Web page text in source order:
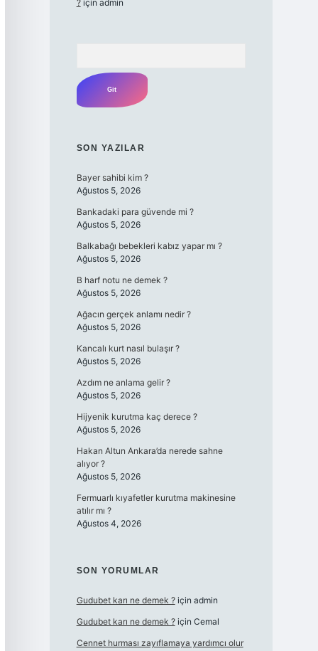
?için admin
SON YAZILAR
Bayer sahibi kim ?
Ağustos 5, 2026
Bankadaki para güvende mi ?
Ağustos 5, 2026
Balkabağı bebekleri kabız yapar mı ?
Ağustos 5, 2026
B harf notu ne demek ?
Ağustos 5, 2026
Ağacın gerçek anlamı nedir ?
Ağustos 5, 2026
Kancalı kurt nasıl bulaşır ?
Ağustos 5, 2026
Azdım ne anlama gelir ?
Ağustos 5, 2026
Hijyenik kurutma kaç derece ?
Ağustos 5, 2026
Hakan Altun Ankara’da nerede sahne
alıyor ?
Ağustos 5, 2026
Fermuarlı kıyafetler kurutma makinesine
atılır mı ?
Ağustos 4, 2026
SON YORUMLAR
Gudubet karı ne demek ?için admin
Gudubet karı ne demek ?için Cemal
Cennet hurması zayıflamaya yardımcı olur